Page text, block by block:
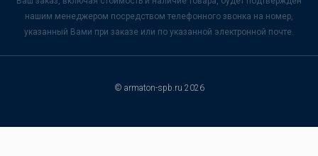
нашим менеджером посредством телефонного звонка на номер,
указанный Вами при заказе или по указанной электронной почте.
© armaton-spb.ru 2026